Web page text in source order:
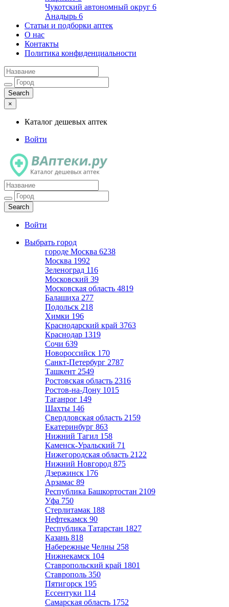
Чукотский автономный округ 6
Анадырь 6
Статьи и подборки аптек
О нас
Контакты
Политика конфиденциальности
×
Каталог дешевых аптек
Войти
Каталог дешевых аптек
Войти
Выбрать город
городе Москва 6238
Москва 1992
Зеленоград 116
Московский 39
Московская область 4819
Балашиха 277
Подольск 218
Химки 196
Краснодарский край 3763
Краснодар 1319
Сочи 639
Новороссийск 170
Санкт-Петербург 2787
Ташкент 2549
Ростовская область 2316
Ростов-на-Дону 1015
Таганрог 149
Шахты 146
Свердловская область 2159
Екатеринбург 863
Нижний Тагил 158
Каменск-Уральский 71
Нижегородская область 2122
Нижний Новгород 875
Дзержинск 176
Арзамас 89
Республика Башкортостан 2109
Уфа 750
Стерлитамак 188
Нефтекамск 90
Республика Татарстан 1827
Казань 818
Набережные Челны 258
Нижнекамск 104
Ставропольский край 1801
Ставрополь 350
Пятигорск 195
Ессентуки 114
Самарская область 1752